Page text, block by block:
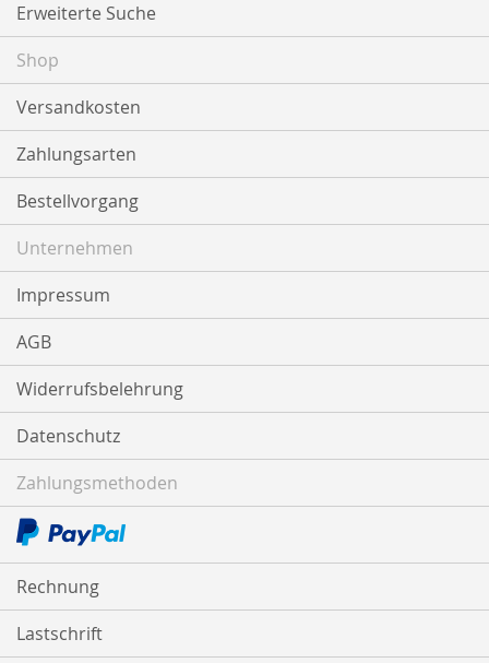
Erweiterte Suche
Shop
Versandkosten
Zahlungsarten
Bestellvorgang
Unternehmen
Impressum
AGB
Widerrufsbelehrung
Datenschutz
Zahlungsmethoden
Rechnung
Lastschrift